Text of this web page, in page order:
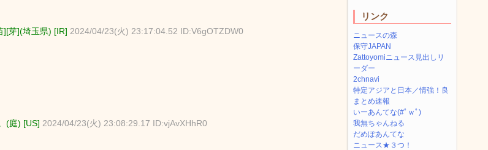
][芽](埼玉県) [IR] 2024/04/23(火) 23:17:04.52 ID:V6gOTZDW0
(庭) [US] 2024/04/23(火) 23:08:29.17 ID:vjAvXHhR0
リンク
ニュースの森
保守JAPAN
Zattoyomiニュース見出しリ
ーダー
2chnavi
特定アジアと日本／情強！良
まとめ速報
いーあんてな(#ﾟｗﾟ)
我無ちゃんねる
だめぽあんてな
ニュース★３つ！